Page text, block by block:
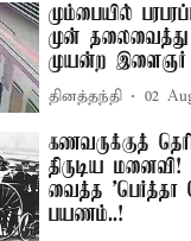
மும்பையில்
முன்
முயன்ற இளைஞர்
தினத்தந்தி 02
கணவருக்குத்
திருடிய
வைத்த 'பெர்த்தா
பயணம்..!